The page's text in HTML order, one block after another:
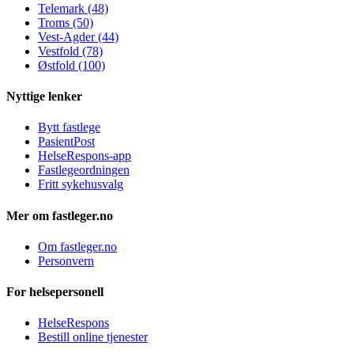
Telemark (48)
Troms (50)
Vest-Agder (44)
Vestfold (78)
Østfold (100)
Nyttige lenker
Bytt fastlege
PasientPost
HelseRespons-app
Fastlegeordningen
Fritt sykehusvalg
Mer om fastleger.no
Om fastleger.no
Personvern
For helsepersonell
HelseRespons
Bestill online tjenester